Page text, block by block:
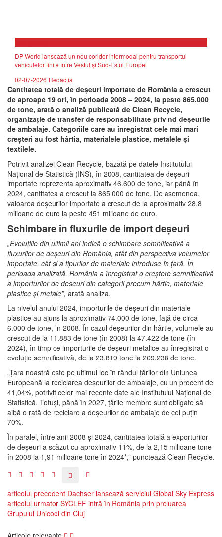
DP World lansează un nou coridor intermodal pentru transportul
vehiculelor finite între Vestul și Sud-Estul Europei
02-07-2026 Redacția
Cantitatea totală de deşeuri importate de România a crescut
de aproape 19 ori, în perioada 2008 – 2024, la peste 865.000
de tone, arată o analiză publicată de Clean Recycle,
organizaţie de transfer de responsabilitate privind deşeurile
de ambalaje. Categoriile care au înregistrat cele mai mari
creșteri au fost hârtia, materialele plastice, metalele și
textilele.
Potrivit analizei Clean Recycle, bazată pe datele Institutului
Naţional de Statistică (INS), în 2008, cantitatea de deşeuri
importate reprezenta aproximativ 46.600 de tone, iar până în
2024, cantitatea a crescut la 865.000 de tone. De asemenea,
valoarea deșeurilor importate a crescut de la aproximativ 28,8
milioane de euro la peste 451 milioane de euro.
Schimbare în fluxurile de import deșeuri
„Evoluţiile din ultimii ani indică o schimbare semnificativă a
fluxurilor de deşeuri din România, atât din perspectiva volumelor
importate, cât şi a tipurilor de materiale introduse în ţară. În
perioada analizată, România a înregistrat o creştere semnificativă
a importurilor de deşeuri din categorii precum hârtie, materiale
plastice şi metale”, arată analiza.
La nivelul anului 2024, importurile de deşeuri din materiale
plastice au ajuns la aproximativ 74.000 de tone, faţă de circa
6.000 de tone, în 2008. În cazul deşeurilor din hârtie, volumele au
crescut de la 11.883 de tone (în 2008) la 47.422 de tone (în
2024), în timp ce importurile de deşeuri metalice au înregistrat o
evoluţie semnificativă, de la 23.819 tone la 269.238 de tone.
„Ţara noastră este pe ultimul loc în rândul ţărilor din Uniunea
Europeană la reciclarea deşeurilor de ambalaje, cu un procent de
41,04%, potrivit celor mai recente date ale Institutului Naţional de
Statistică. Totuşi, până în 2027, ţările membre sunt obligate să
aibă o rată de reciclare a deşeurilor de ambalaje de cel puţin
70%.
În paralel, între anii 2008 şi 2024, cantitatea totală a exporturilor
de deşeuri a scăzut cu aproximativ 11%, de la 2,15 milioane tone
în 2008 la 1,91 milioane tone în 2024*,” punctează Clean Recycle.
articolul precedent Dachser lansează serviciul Global Sky Express
articolul urmator SYCLEF intră în România prin preluarea
Grupului Unicool din Cluj
Articole relevante